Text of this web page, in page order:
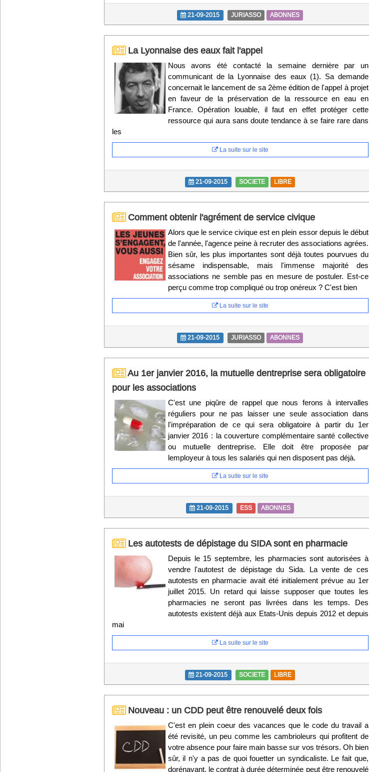
21-09-2015 JURIASSO ABONNES
La Lyonnaise des eaux fait l'appel
Nous avons été contacté la semaine dernière par un
communicant de la Lyonnaise des eaux (1). Sa demande
concernait le lancement de sa 2ème édition de l'appel à projet
en faveur de la préservation de la ressource en eau en
France. Opération louable, il faut en effet protéger cette
ressource qui aura sans doute tendance à se faire rare dans
les
La suite sur le site
21-09-2015 SOCIETE LIBRE
Comment obtenir l'agrément de service civique
Alors que le service civique est en plein essor depuis le début
de l'année, l'agence peine à recruter des associations agrées.
Bien sûr, les plus importantes sont déjà toutes pourvues du
sésame indispensable, mais l'immense majorité des
associations ne semble pas en mesure de postuler. Est-ce
perçu comme trop compliqué ou trop onéreux ? C'est bien
La suite sur le site
21-09-2015 JURIASSO ABONNES
Au 1er janvier 2016, la mutuelle dentreprise sera obligatoire
pour les associations
C'est une piqûre de rappel que nous ferons à intervalles
réguliers pour ne pas laisser une seule association dans
l'impréparation de ce qui sera obligatoire à partir du 1er
janvier 2016 : la couverture complémentaire santé collective
ou mutuelle dentreprise. Elle doit être proposée par
lemployeur à tous les salariés qui nen disposent pas déjà.
La suite sur le site
21-09-2015 ESS ABONNES
Les autotests de dépistage du SIDA sont en pharmacie
Depuis le 15 septembre, les pharmacies sont autorisées à
vendre l'autotest de dépistage du Sida. La vente de ces
autotests en pharmacie avait été initialement prévue au 1er
juillet 2015. Un retard qui laisse supposer que toutes les
pharmacies ne seront pas livrées dans les temps. Des
autotests existent déjà aux Etats-Unis depuis 2012 et depuis
mai
La suite sur le site
21-09-2015 SOCIETE LIBRE
Nouveau : un CDD peut être renouvelé deux fois
C'est en plein coeur des vacances que le code du travail a
été revisité, un peu comme les cambrioleurs qui profitent de
votre absence pour faire main basse sur vos trésors. Oh bien
sûr, il n'y a pas de quoi fouetter un syndicaliste. Le fait que,
dorénavant, le contrat à durée déterminée peut être renouvelé